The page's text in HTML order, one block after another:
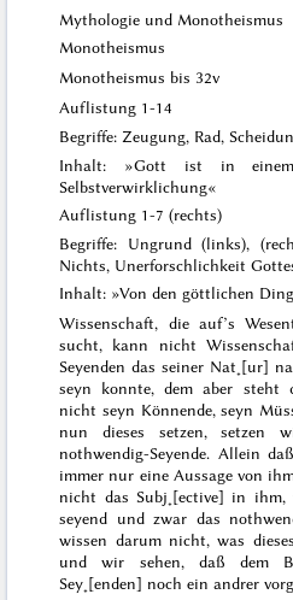
Mythologie und Monotheismus
Monotheismus
Monotheismus bis 32v
Auflistung 1-14
Begriffe: Zeugung, Rad,
Inhalt: »Gott ist in
Selbstverwirklichung«
Auflistung 1-7 (rechts)
Begriffe: Ungrund (links),
Nichts, Unerforschlichkeit
Inhalt: »Von den göttlichen
Wissenschaft, die auf’s
sucht, kann nicht
Seyenden das seiner Nat˖[ur]
seyn konnte, dem aber steht
nicht seyn Könnende, seyn
nun dieses setzen, setzen
nothwendig-Seyende. Allein
immer nur eine Aussage von
nicht das Subj˖[ective] in
seyend und zwar das
wissen darum nicht,was
und wir sehen, daß dem
Sey˖[enden] noch ein andrer